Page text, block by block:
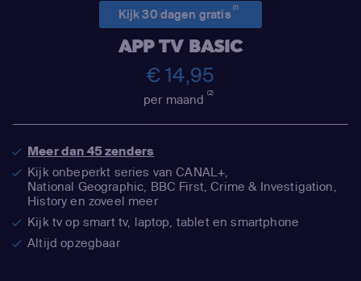
Kijk 30 dagen gratis(1)
APP TV BASIC
€ 14,95
per maand(2)
Meer dan 45 zenders
Kijk onbeperkt series van CANAL+,
National Geographic, BBC First, Crime & Investigation,
History en zoveel meer
Kijk tv op smart tv, laptop, tablet en smartphone
Altijd opzegbaar